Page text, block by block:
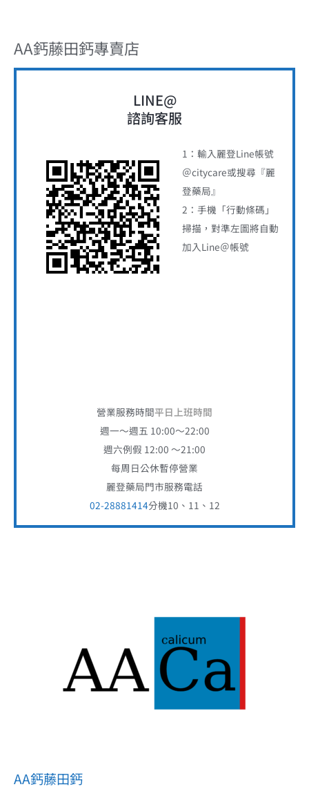
AA鈣藤田鈣專賣店
LINE@
諮詢客服
1：輸入麗登Line帳號
＠citycare或搜尋『麗
登藥局』
2：手機「行動條碼」
掃描，對準左圖將自動
加入Line＠帳號
營業服務時間平日上班時間
週一～週五 10:00～22:00
週六例假 12:00 ～21:00
每周日公休暫停營業
麗登藥局門市服務電話
02-28881414分機10、11、12
AA鈣藤田鈣